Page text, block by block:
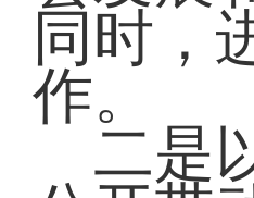
同时，
作。
二是